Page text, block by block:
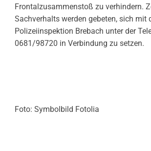
Frontalzusammenstoß zu verhindern.
Sachverhalts werden gebeten, sich mit
Polizeiinspektion Brebach unter der
0681/98720 in Verbindung zu setzen.
Foto: Symbolbild Fotolia